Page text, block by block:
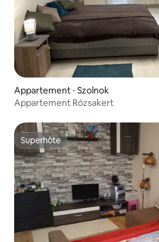
Appartement ⋅ Szolnok
Appartement Rózsakert
Superhôte
Superhôte